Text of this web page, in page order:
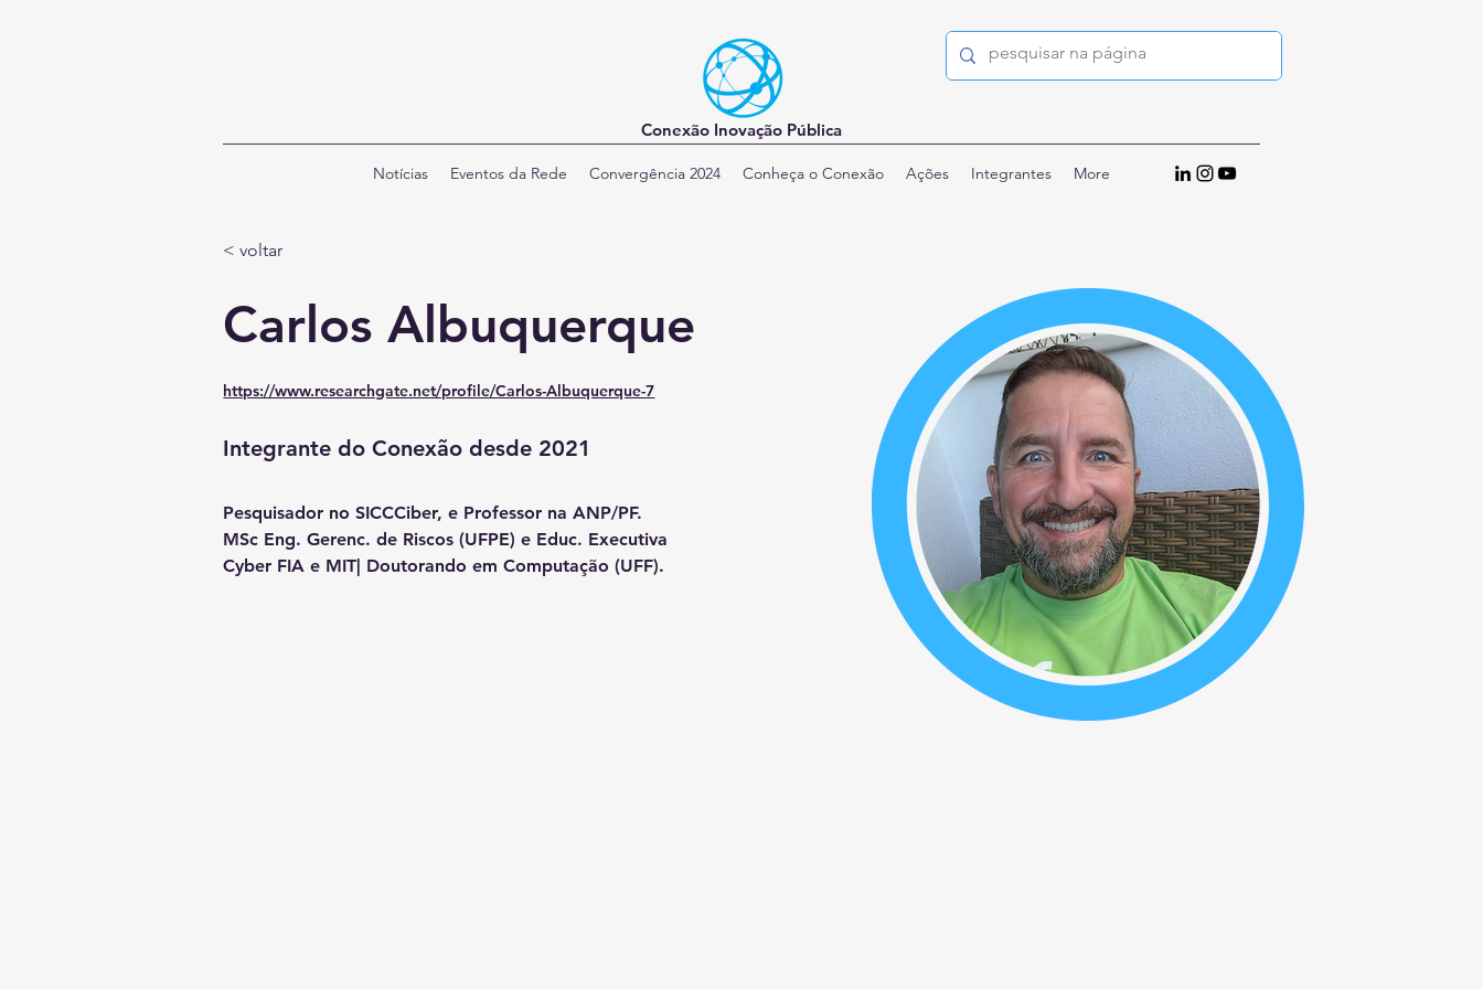
Conexão Inovação Pública
Notícias Eventos da Rede Convergência 2024 Conheça o Conexão Ações Integrantes More
< voltar
Carlos Albuquerque
https://www.researchgate.net/profile/Carlos-Albuquerque-7
Integrante do Conexão desde 2021
Pesquisador no SICCCiber, e Professor na ANP/PF.
MSc Eng. Gerenc. de Riscos (UFPE) e Educ. Executiva
Cyber FIA e MIT| Doutorando em Computação (UFF).